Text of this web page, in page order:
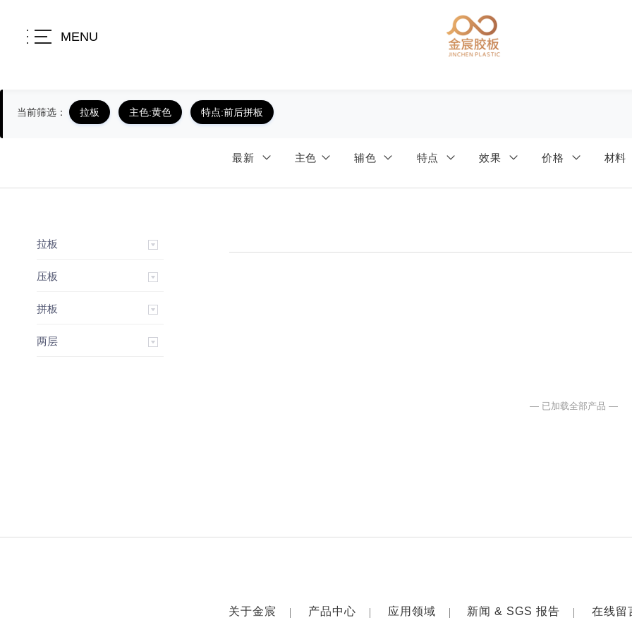
MENU
当前筛选： 拉板 主色:黄色 特点:前后拼板
最新 主色 辅色 特点 效果 价格 材料
拉板
压板
拼板
两层
— 已加载全部产品 —
关于金宸 产品中心 应用领域 新闻 & SGS 报告 在线留